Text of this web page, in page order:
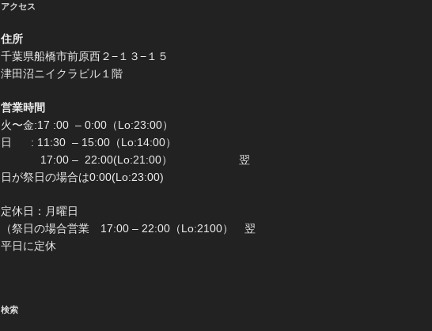
アクセス
住所
千葉県船橋市前原西２−１３−１５
津田沼ニイクラビル１階
営業時間
火〜金:17 :00 – 0:00（Lo:23:00）
日 : 11:30 – 15:00（Lo:14:00）
17:00 – 22:00(Lo:21:00） 翌
日が祭日の場合は0:00(Lo:23:00)
定休日：月曜日
（祭日の場合営業 17:00 – 22:00（Lo:2100） 翌
平日に定休
検索